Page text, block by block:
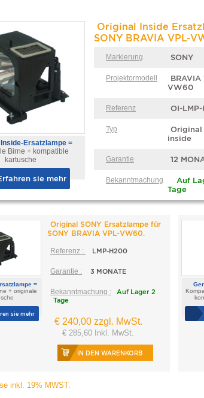
Ersatzlampe =
Birne + kompatible
kartusche
sie mehr
Original Inside
SONY BRAVIA VPL-
Markierung SONY
Projektormodell
BRAVIA
VW60
Referenz OI-
Typ
Original
inside
Garantie 12
Bekanntmachung
Auf
Tage
=
+ originale
sie mehr
Original SONY Ersatzlampe für
SONY BRAVIA VPL-VW60.
Referenz : LMP-H200
Garantie : 3 MONATE
Bekanntmachung :
Auf Lager 2
Tage
€ 240,00 zzgl. MwSt.
€ 285,60 Inkl. MwSt.
IN DEN WARENKORB
inkl. 19% MWST.